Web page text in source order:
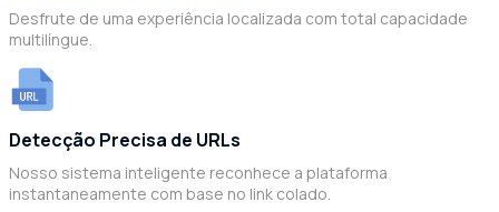
Desfrute de uma experiência localizada com total capacidade
multilíngue.
Detecção Precisa de URLs
Nosso sistema inteligente reconhece a plataforma
instantaneamente com base no link colado.